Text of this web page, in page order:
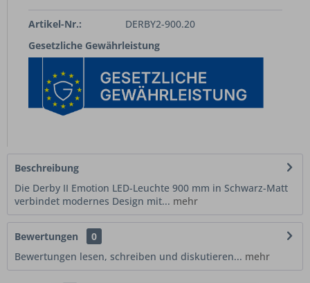
Artikel-Nr.:
DERBY2-900.20
Gesetzliche Gewährleistung
Beschreibung
Die Derby II Emotion LED-Leuchte 900 mm in Schwarz-Matt
verbindet modernes Design mit... mehr
Bewertungen
0
Bewertungen lesen, schreiben und diskutieren... mehr